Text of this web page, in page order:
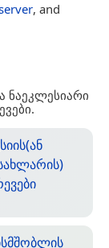
, and
ნაეკლესიარი